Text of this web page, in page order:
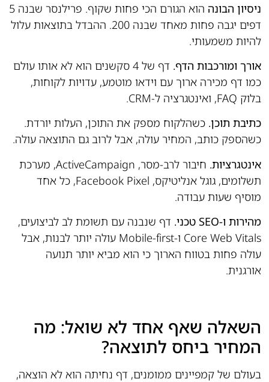
ניסיון הבונה
הוא הגורם הכי פחות שקוף. פרילנסר שבנה 5
דפים יגבה פחות מאחד שבנה 200. ההבדל בתוצאות עלול
להיות משמעותי.
אורך ומורכבות הדף.
דף של 4 סקשנים הוא לא אותו עולם
כמו דף מכירה ארוך עם וידאו מוטמע, עדויות לקוחות,
בלוק FAQ, ואינטגרציה ל-CRM.
כתיבת תוכן. כשהלקוח מספק את התוכן, העלות יורדת.
כשהספק כותב, המחיר עולה, אבל לרוב גם התוצאה עולה.
אינטגרציות.
חיבור לרב-מסר, ActiveCampaign, מערכת
תשלומים, גוגל אנליטיקס, Facebook Pixel, כל אחד
מוסיף שעות עבודה.
מהירות ו-SEO טכני.
דף שנבנה עם תשומת לב לביצועים,
Core Web Vitals ו-Mobile-first עולה יותר לבנות, אבל
עולה פחות בטווח הארוך כי הוא מביא יותר תנועה
אורגנית.
השאלה שאף אחד לא שואל: מה
המחיר ביחס לתוצאה?
בעולם של קמפיינים ממומנים, דף נחיתה הוא לא הוצאה,